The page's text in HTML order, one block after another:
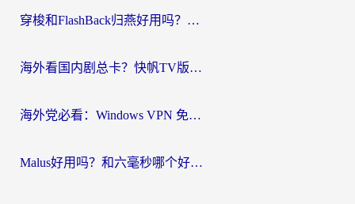
穿梭和FlashBack归燕好用吗？海外党亲测3款热门回国加速器，教你选对不踩坑
海外看国内剧总卡？快帆TV版VPN好用吗？和快滚VPN对比哪个回国效果更好？
海外党必看：Windows VPN 免费？别踩坑！教你选对好用的国内加速器无缝回国
Malus好用吗？和六毫秒哪个好？海外党选回国加速器的避坑指南